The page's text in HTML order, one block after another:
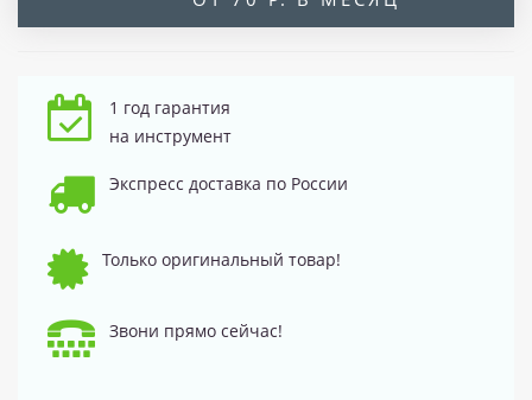
1 год гарантия
на инструмент
Экспресс доставка по России
Только оригинальный товар!
Звони прямо сейчас!